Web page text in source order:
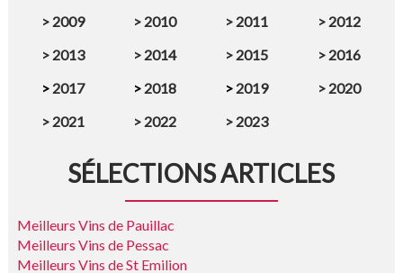
> 2009 > 2010 > 2011 > 2012
> 2013 > 2014 > 2015 > 2016
>2017 >2018 > 2019 > 2020
> 2021 > 2022 > 2023
SÉLECTIONS ARTICLES
Meilleurs Vins de Pauillac
Meilleurs Vins de Pessac
Meilleurs Vins de St Emilion